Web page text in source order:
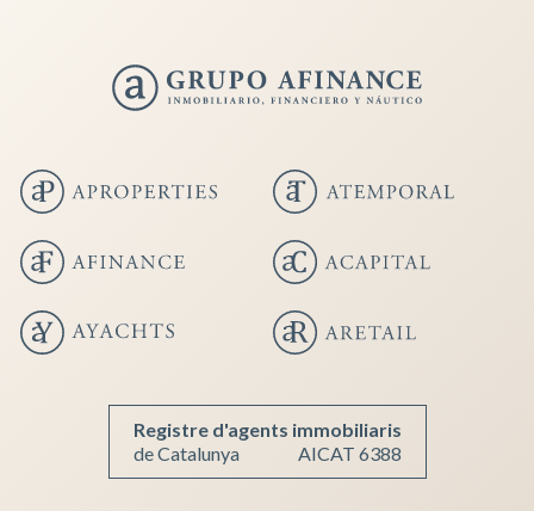
Registre d'agents immobiliaris
de Catalunya
AICAT 6388